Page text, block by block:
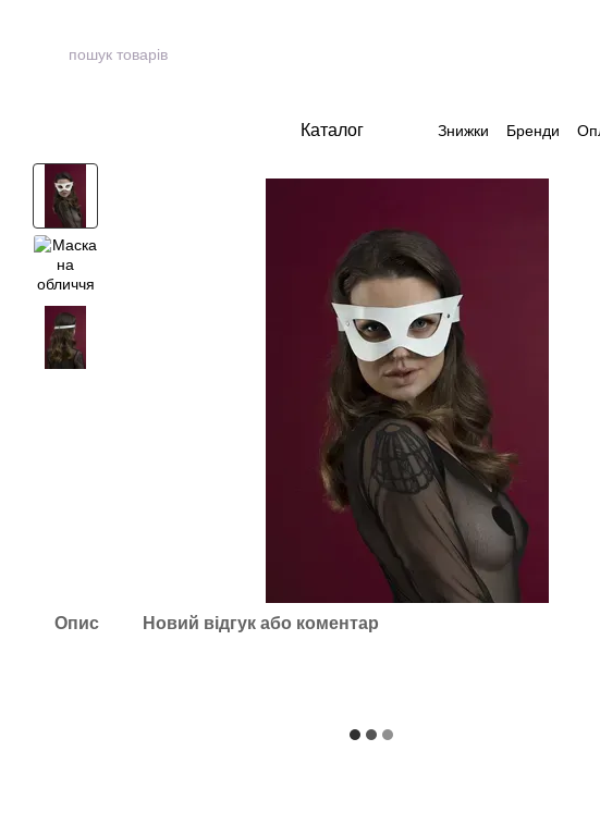
Каталог Знижки Бренди
Опис Новий відгук або коментар